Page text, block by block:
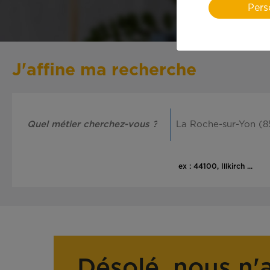
J'affine ma recherche
ex : 44100, Illkirch ...